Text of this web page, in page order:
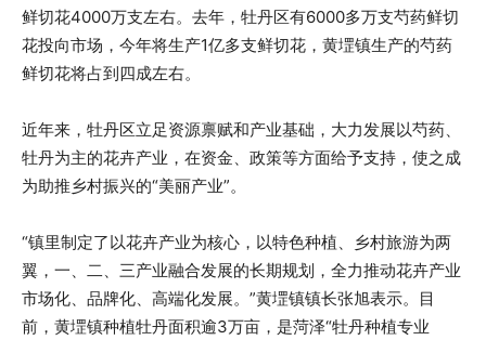
鲜切花4000万支左右。去年，牡丹区有6000多万支芍药鲜切
花投向市场，今年将生产1亿多支鲜切花，黄堽镇生产的芍药
鲜切花将占到四成左右。
近年来，牡丹区立足资源禀赋和产业基础，大力发展以芍药、
牡丹为主的花卉产业，在资金、政策等方面给予支持，使之成
为助推乡村振兴的“美丽产业”。
“镇里制定了以花卉产业为核心，以特色种植、乡村旅游为两
翼，一、二、三产业融合发展的长期规划，全力推动花卉产业
市场化、品牌化、高端化发展。”黄堽镇镇长张旭表示。目
前，黄堽镇种植牡丹面积逾3万亩，是菏泽“牡丹种植专业